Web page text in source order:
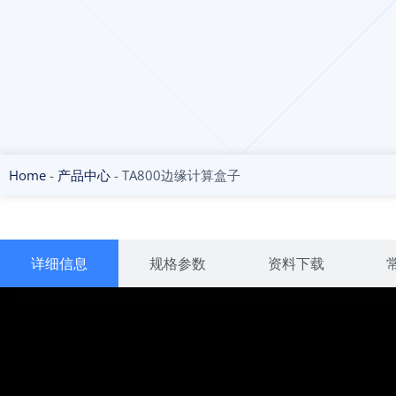
Home - 产品中心 - TA800边缘计算盒子
详细信息 规格参数 资料下载